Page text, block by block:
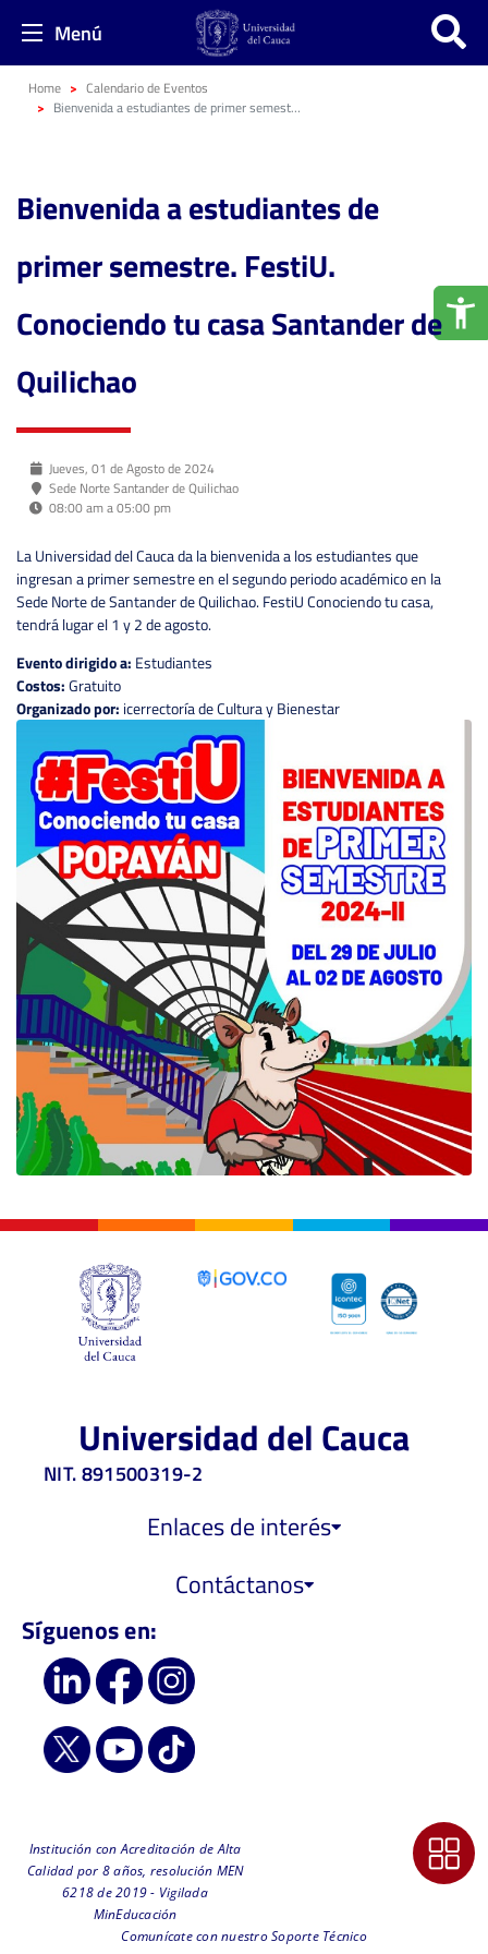
Menú
Home
Calendario de Eventos
Bienvenida a estudiantes de primer semestre. FestiU. Conociendo tu casa Santander de Quilichao
Bienvenida a estudiantes de
primer semestre. FestiU.
Conociendo tu casa Santander de
Quilichao
Jueves, 01 de Agosto de 2024
Sede Norte Santander de Quilichao
08:00 am a 05:00 pm
La Universidad del Cauca da la bienvenida a los estudiantes que
ingresan a primer semestre en el segundo periodo académico en la
Sede Norte de Santander de Quilichao. FestiU Conociendo tu casa,
tendrá lugar el 1 y 2 de agosto.
Evento dirigido a: Estudiantes
Costos:Gratuito
Organizado por: icerrectoría de Cultura y Bienestar
Universidad del Cauca
NIT. 891500319-2
Enlaces de interés
Contáctanos
Síguenos en:
Institución con Acreditación de Alta
Calidad por 8 años, resolución MEN
6218 de 2019 - Vigilada
MinEducación
Comunícate con nuestro Soporte Técnico